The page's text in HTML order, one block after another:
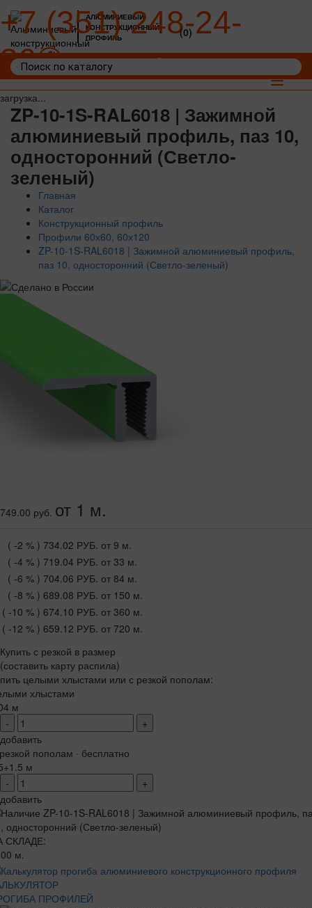
загрузка...
АЛЮМИНИЕВЫЙ
КОНСТРУКЦИОННЫЙ
ПРОФИЛЬ
+7 (351) 248-24-
36
(0)
Toggle
ZP-10-1S-RAL6018 | Зажимной
алюминиевый профиль, паз 10,
односторонний (Светло-
зеленый)
Главная
Каталог
Конструкционный профиль
Профили 60х60, 60х120
ZP-10-1S-RAL6018 | Зажимной алюминиевый профиль,
паз 10, односторонний (Светло-зеленый)
749.00 руб. от 1 м.
( -2 % ) 734.02 РУБ. от 9 м.
( -4 % ) 719.04 РУБ. от 33 м.
( -6 % ) 704.06 РУБ. от 84 м.
( -8 % ) 689.08 РУБ. от 150 м.
( -10 % ) 674.10 РУБ. от 360 м.
( -12 % ) 659.12 РУБ. от 720 м.
Купить с резкой в размер
(составить карту распила)
целыми хлыстами или с резкой пополам:
хлыстами
м
-
+
добавить
пополам · бесплатно
м
-
+
добавить
СКЛАДЕ:
м.
ПРОФИЛЕЙ